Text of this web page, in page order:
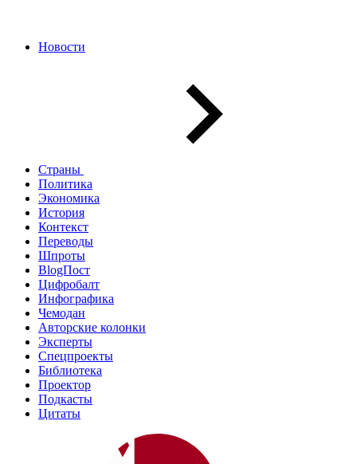
Новости
Страны
Политика
Экономика
История
Контекст
Переводы
Шпроты
BlogПост
Цифробалт
Инфографика
Чемодан
Авторские колонки
Эксперты
Спецпроекты
Библиотека
Проектор
Подкасты
Цитаты